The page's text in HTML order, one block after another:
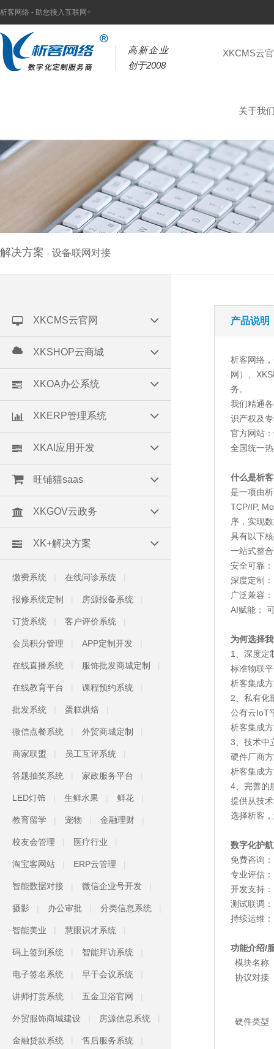
析客网络 - 助您接入互联网+
高新企业
创于2008
XKCMS云
关于我
解决方案 - 设备联网对接
XKCMS云官网
XKSHOP云商城
XKOA办公系统
XKERP管理系统
XKAI应用开发
旺铺猫saas
XKGOV云政务
XK+解决方案
缴费系统 在线问诊系统
报修系统定制 房源报备系统
订货系统 客户评价系统
会员积分管理 APP定制开发
在线直播系统 服饰批发商城定制
在线教育平台 课程预约系统
批发系统 蛋糕烘焙
微信点餐系统 外贸商城定制
商家联盟 员工互评系统
答题抽奖系统 家政服务平台
LED灯饰 生鲜水果 鲜花
教育留学 宠物 金融理财
校友会管理 医疗行业
淘宝客网站 ERP云管理
智能数据对接 微信企业号开发
摄影 办公审批 分类信息系统
智能美业 慧眼识才系统
码上签到系统 智能拜访系统
电子签名系统 早干会议系统
讲师打赏系统 五金卫浴官网
外贸服饰商城建设 房源信息系统
金融贷款系统 售后服务系统
产品说明
析客网络
网）、
务。
我们精通
识产权及
官方网站
全国统一
什么是析
是一项由
TCP/IP,
序，实现
具有以下
一站式整
安全可靠
深度定制
广泛兼容
AI赋能：
为何选择
1、深度定
标准物联
析客集成
2、私有化
公有云IoT
析客集成
3、技术中
硬件厂商
析客集成
4、完善的
提供从技
选择析客
数字化护
免费咨询
专业评估
开发支持
测试联调
持续运维
功能介绍/
模块名称
协议对接
硬件类型